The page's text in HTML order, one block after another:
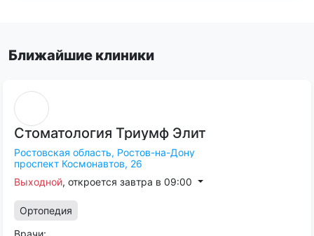
Ближайшие клиники
Стоматология Триумф Элит
Ростовская область, Ростов-на-Дону
проспект Космонавтов, 26
Выходной, откроется завтра в 09:00
Ортопедия
Врачи: